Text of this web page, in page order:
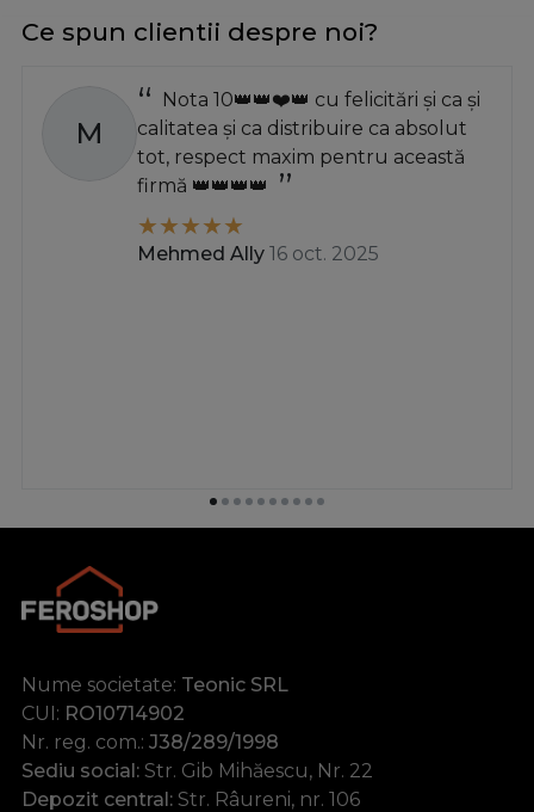
Ce spun clientii despre noi?
M
Nota 10👑👑❤️👑 cu felicitări și ca și
calitatea și ca distribuire ca absolut
tot, respect maxim pentru această
firmă 👑👑👑👑
Mehmed Ally 16 oct. 2025
Nume societate: Teonic SRL
CUI: RO10714902
Nr. reg. com.: J38/289/1998
Sediu social: Str. Gib Mihăescu, Nr. 22
Depozit central: Str. Râureni, nr. 106